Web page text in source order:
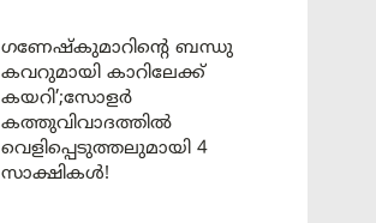
ഗണേഷ്കുമാറിന്റെ ബന്ധു
കവറുമായി കാറിലേക്ക്
കയറി’;സോളർ
കത്തുവിവാദത്തിൽ
വെളിപ്പെടുത്തലുമായി 4
സാക്ഷികൾ!